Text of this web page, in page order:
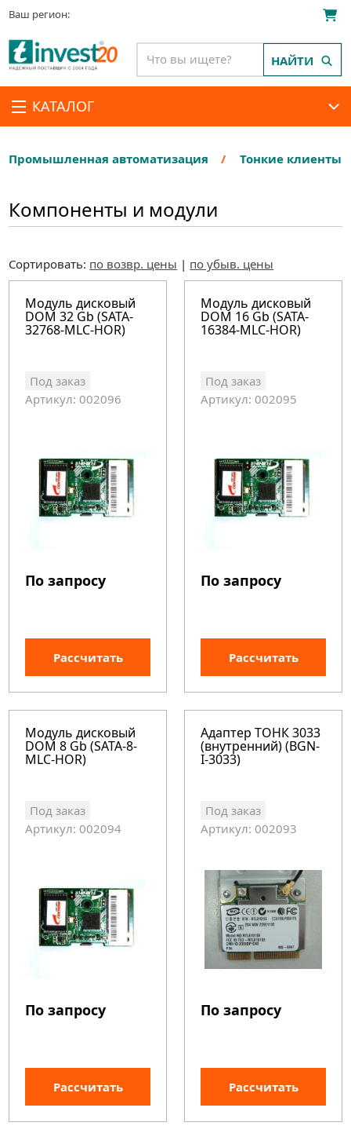
Ваш регион:
КАТАЛОГ
НАЙТИ
Промышленная автоматизация Тонкие клиенты
Компоненты и модули
Сортировать: по возвр. цены | по убыв. цены
Модуль дисковый
DOM 32 Gb (SATA-
32768-MLC-HOR)
Под заказ
Артикул: 002096
По запросу
Рассчитать
Модуль дисковый
DOM 16 Gb (SATA-
16384-MLC-HOR)
Под заказ
Артикул: 002095
По запросу
Рассчитать
Модуль дисковый
DOM 8 Gb (SATA-8-
MLC-HOR)
Под заказ
Артикул: 002094
По запросу
Рассчитать
Адаптер ТОНК 3033
(внутренний) (BGN-
I-3033)
Под заказ
Артикул: 002093
По запросу
Рассчитать